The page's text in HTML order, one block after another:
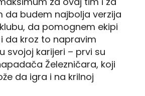
da budem najbolja verzija
da pomognem ekipi
da kroz to napravim
svojoj karijeri – prvi su
Železničara, koji
da igra i na krilnoj